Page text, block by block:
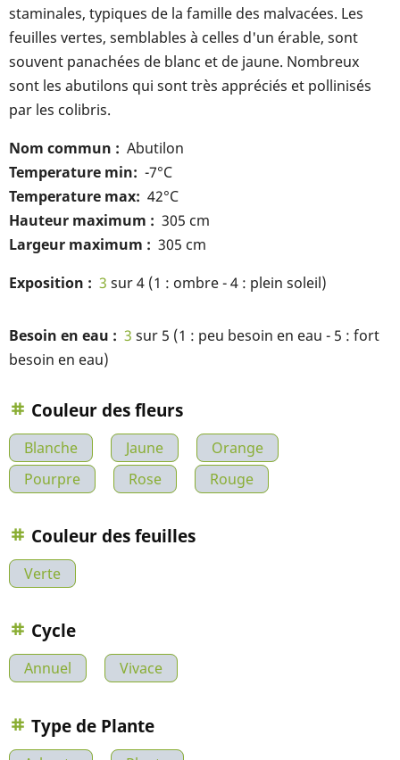
staminales, typiques de la famille des malvacées. Les
feuilles vertes, semblables à celles d'un érable, sont
souvent panachées de blanc et de jaune. Nombreux
sont les abutilons qui sont très appréciés et pollinisés
par les colibris.
Nom commun
Abutilon
Temperature min
-7°C
Temperature max 42°C
Hauteur maximum
305 cm
Largeur maximum
305 cm
Exposition
3 sur 4 (1 : ombre - 4 : plein soleil)
Besoin en eau 3 sur 5 (1 : peu besoin en eau - 5 : fort
besoin en eau)
Couleur des fleurs
Blanche Jaune
Orange
Pourpre
Rose Rouge
Couleur des feuilles
Verte
Cycle
Annuel Vivace
Type de Plante